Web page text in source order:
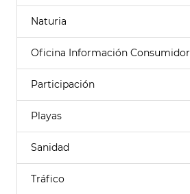
Naturia
Oficina Información Consumidor
Participación
Playas
Sanidad
Tráfico